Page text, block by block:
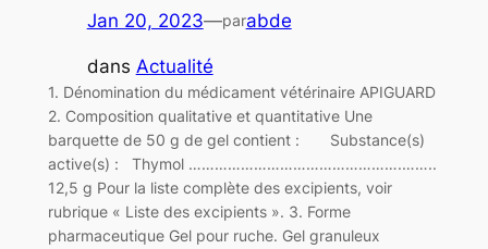
Jan 20, 2023—parabde
dans Actualité
1. Dénomination du médicament vétérinaire APIGUARD
2. Composition qualitative et quantitative Une
barquette de 50 g de gel contient : Substance(s)
active(s) : Thymol ………………………………………….……..
12,5 g Pour la liste complète des excipients, voir
rubrique « Liste des excipients ». 3. Forme
pharmaceutique Gel pour ruche. Gel granuleux